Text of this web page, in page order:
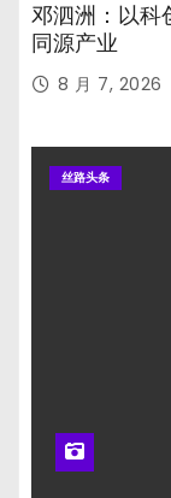
邓泗洲：以科
同源产业
8 月 7, 2026
丝路头条